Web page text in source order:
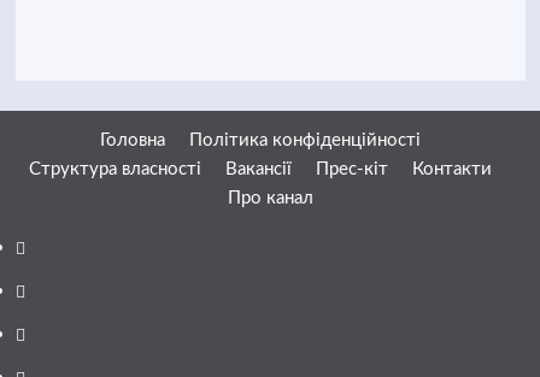
Головна
Політика конфіденційності
Структура власності
Вакансії Прес-кіт
Контакти
Про канал
Facebook
YouTube
Telegram